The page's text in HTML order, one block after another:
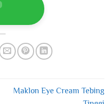
Maklon Eye Cream Tebing